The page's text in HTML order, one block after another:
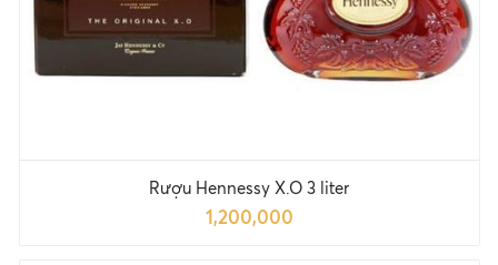
Rượu Hennessy X.O 3 liter
1,200,000